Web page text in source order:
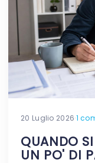
20 Luglio 2026·1
QUANDO
UN PO' DI